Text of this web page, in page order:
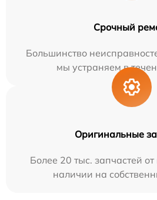
Срочный
Большинство
мы устраняем в
Оригинальные
Более 20 тыс. запчастей
наличии на